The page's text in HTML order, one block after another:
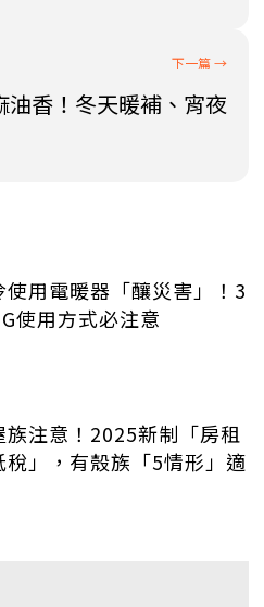
香！冬天暖補、宵夜
使用電暖器「釀災害」！3
使用方式必注意
族注意！2025新制「房租
稅」，有殼族「5情形」適